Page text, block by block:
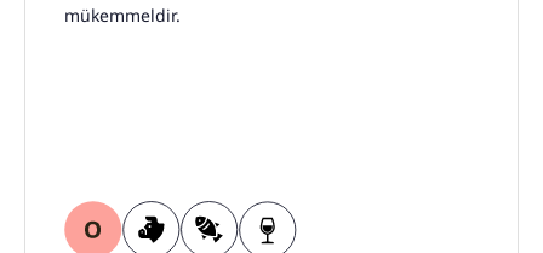
mükemmeldir.